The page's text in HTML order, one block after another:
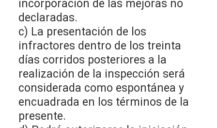
incorporación de las mejoras no
declaradas.
c) La presentación de los
infractores dentro de los treinta
días corridos posteriores a la
realización de la inspección será
considerada como espontánea y
encuadrada en los términos de la
presente.